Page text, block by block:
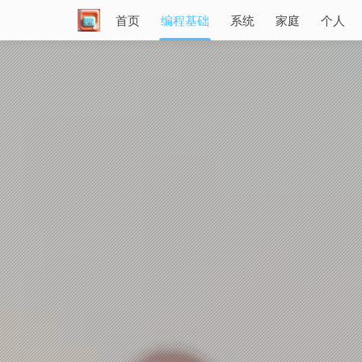
首页 编程基础 系统 家庭 个人